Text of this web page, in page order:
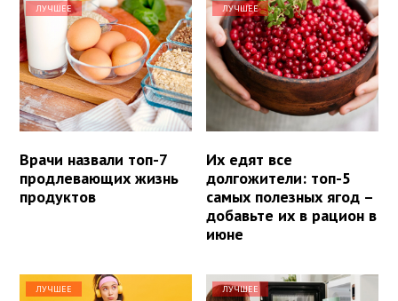
ЛУЧШЕЕ
Врачи назвали топ-7
продлевающих жизнь
продуктов
ЛУЧШЕЕ
Их едят все
долгожители: топ-5
самых полезных ягод –
добавьте их в рацион в
июне
ЛУЧШЕЕ ЛУЧШЕЕ